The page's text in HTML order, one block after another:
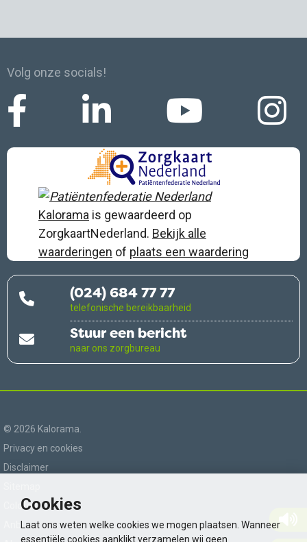
Cookies
Laat ons weten welke cookies we mogen plaatsen. Wanneer
essentiële cookies aanklikt verzamelen wij geen
Volg onze socials!
Kalorama is gewaardeerd op
ZorgkaartNederland. Bekijk alle
waarderingen of plaats een waardering
(024) 684 77 77
telefonische bereikbaarheid
Stuur een bericht
naar ons zorgbureau
© 2026 Kalorama.
Privacy en cookies
Disclaimer
Colofon
Anbi